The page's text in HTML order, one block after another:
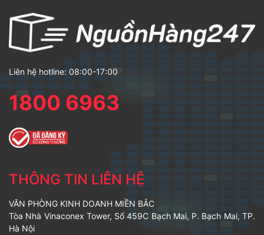
Liên hệ hotline: 08:00-17:00
1800 6963
THÔNG TIN LIÊN HỆ
VĂN PHÒNG KINH DOANH MIỀN BẮC
Tòa Nhà Vinaconex Tower, Số 459C Bạch Mai, P. Bạch Mai, TP.
Hà Nội